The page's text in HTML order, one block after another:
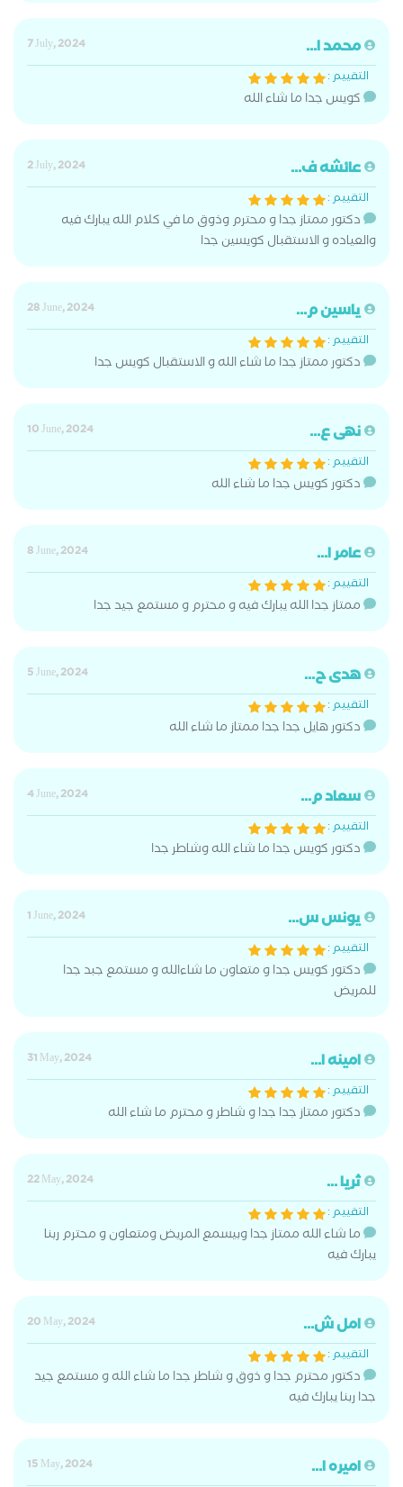
محمد ا...
7 July, 2024
التقييم :
كويس جدا ما شاء الله
عائشه ف...
2 July, 2024
التقييم :
دكتور ممتاز جدا و محترم وذوق ما في كلام الله يبارك فيه
والعياده و الاستقبال كويسين جدا
ياسين م...
28 June, 2024
التقييم :
دكتور ممتاز جدا ما شاء الله و الاستقبال كويس جدا
نهى ع...
10 June, 2024
التقييم :
دكتور كويس جدا ما شاء الله
عامر ا...
8 June, 2024
التقييم :
ممتاز جدا الله يبارك فيه و محترم و مستمع جيد جدا
هدى ح...
5 June, 2024
التقييم :
دكتور هايل جدا جدا ممتاز ما شاء الله
سعاد م...
4 June, 2024
التقييم :
دكتور كويس جدا ما شاء الله وشاطر جدا
يونس س...
1 June, 2024
التقييم :
دكتور كويس جدا و متعاون ما شاءالله و مستمع جبد جدا
للمريض
امينه ا...
31 May, 2024
التقييم :
دكتور ممتاز جدا جدا و شاطر و محترم ما شاء الله
ثريا ...
22 May, 2024
التقييم :
ما شاء الله ممتاز جدا وبيسمع المريض ومتعاون و محترم ربنا
يبارك فيه
امل ش...
20 May, 2024
التقييم :
دكتور محترم جدا و ذوق و شاطر جدا ما شاء الله و مستمع جيد
جدا ربنا يبارك فيه
اميره ا...
15 May, 2024